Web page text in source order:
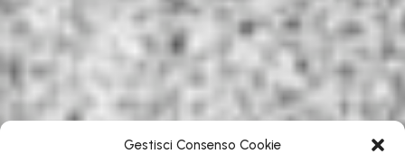
Gestisci Consenso Cookie